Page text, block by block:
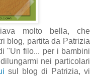
molto bella, che
blog, partita da Patrizia
"Un filo... per i bambini
nei particolari
sul blog di Patrizia, vi